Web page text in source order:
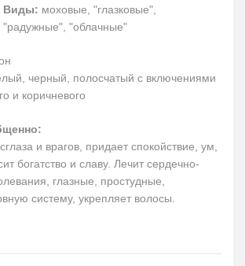
Виды: моховые, "глазковые",
"радужные", "облачные"
черный, полосчатый с включениями
и коричневого
и врагов, придает спокойствие, ум,
богатство и славу. Лечит сердечно-
глазные, простудные,
систему, укрепляет волосы.